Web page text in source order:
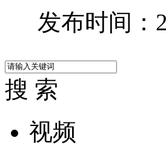
发布时间：
搜 索
视频